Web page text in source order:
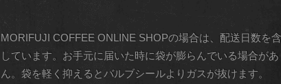
MORIFUJI COFFEE ONLINE SHOPの場合は、配送日数を
しています。お手元に届いた時に袋が膨らんでいる場合が
ん。袋を軽く抑えるとバルブシールよりガスが抜けます。